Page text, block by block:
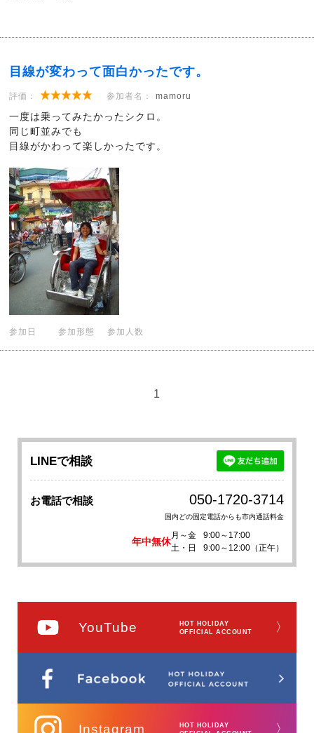
目線が変わって面白かったです。
評価： 参加者名： mamoru
一度は乗ってみたかったシクロ。
同じ町並みでも
目線がかわって楽しかったです。
参加日 参加形態 参加人数
1
LINEで相談
お電話で相談 050-1720-3714
国内どの固定電話からも市内通話料金
年中無休
月～金
9:00～17:00
土・日
9:00～12:00（正午）
YouTube
HOT HOLIDAY
OFFICIAL ACCOUNT
〉
Instagram
HOT HOLIDAY
〉